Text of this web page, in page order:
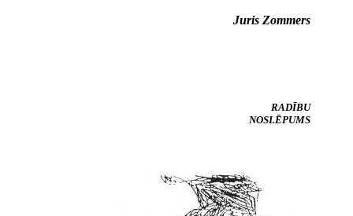
Juris Zommers
RADĪBU
NOSLĒPUMS